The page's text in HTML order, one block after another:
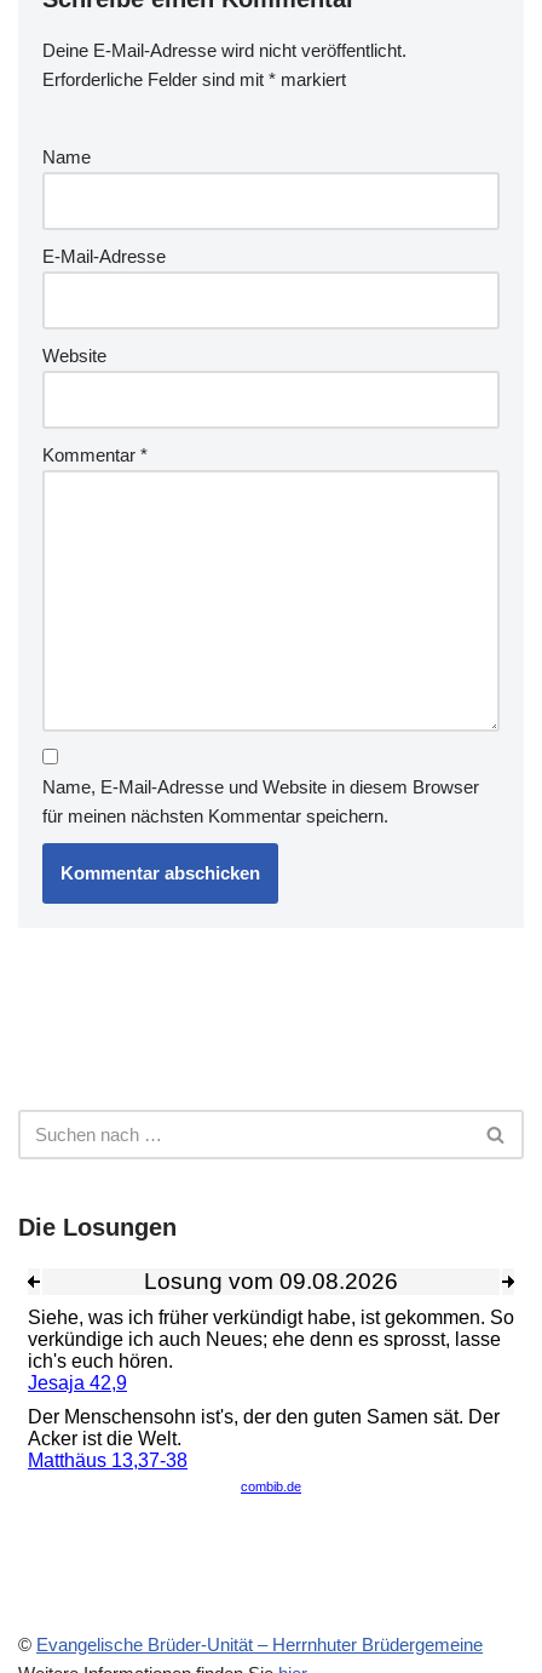
Deine E-Mail-Adresse wird nicht veröffentlicht.
Erforderliche Felder sind mit * markiert
Name
E-Mail-Adresse
Website
Kommentar *
Name, E-Mail-Adresse und Website in diesem Browser
für meinen nächsten Kommentar speichern.
Die Losungen
© Evangelische Brüder-Unität – Herrnhuter Brüdergemeine